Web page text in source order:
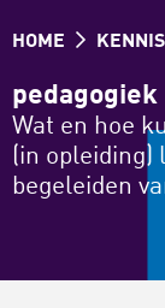
HOME KENNIS
pedagogiek
Wat en hoe
(in opleiding)
begeleiden